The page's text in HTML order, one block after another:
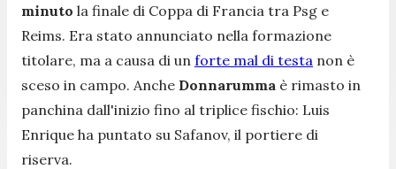
minuto la finale di Coppa di Francia tra Psg e
Reims. Era stato annunciato nella formazione
titolare, ma a causa di un forte mal di testa non è
sceso in campo. Anche Donnarumma è rimasto in
panchina dall'inizio fino al triplice fischio: Luis
Enrique ha puntato su Safanov, il portiere di
riserva.